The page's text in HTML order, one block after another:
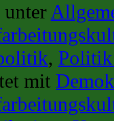
, Politik
mit